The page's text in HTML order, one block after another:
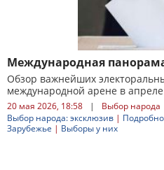
Международная
Обзор важнейших
международной арене в апреле
20 мая 2026, 18:58 |
Выбор народа
Выбор народа: эксклюзив |
Зарубежье | Выборы у них